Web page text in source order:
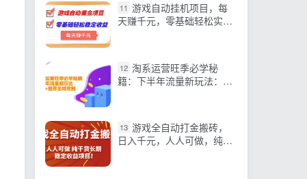
11 游戏自动挂机项目，每
天赚千元，零基础轻松实现
12 淘系运营旺季必学秘
籍：下半年流量新玩法：搜
13 游戏全自动打金搬砖，
日入千元，人人可做，纯干